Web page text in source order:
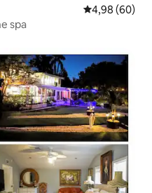
Vlerësimi
4,98 (60)
spa